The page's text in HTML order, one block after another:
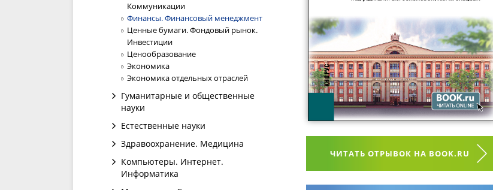
Коммуникации
Финансы. Финансовый менеджмент
Ценные бумаги. Фондовый рынок.
Инвестиции
Ценообразование
Экономика
Экономика отдельных отраслей
Гуманитарные и общественные
науки
Естественные науки
Здравоохранение. Медицина
Компьютеры. Интернет.
Информатика
ЧИТАТЬ ОТРЫВОК НА BOOK.RU